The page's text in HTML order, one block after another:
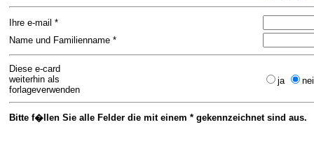
Ihre e-mail *
Name und Familienname *
Diese e-card
weiterhin als
forlageverwenden
ja
Bitte f�llen Sie alle Felder die mit einem * gekennzeichnet sind aus.